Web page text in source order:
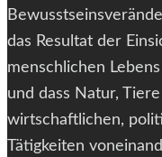
das Resultat der
menschlichen
und dass Natur,
wirtschaftlichen,
Tätigkeiten